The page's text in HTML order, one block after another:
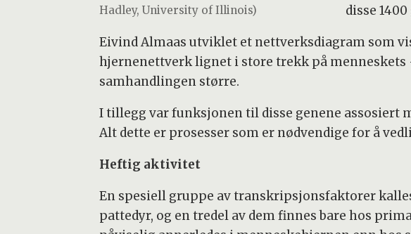
Hadley, University of Illinois)
disse
Eivind Almaas utviklet et nettverksdiagram som
hjernenettverk lignet i store trekk på
samhandlingen større.
I tillegg var funksjonen til disse genene
Alt dette er prosesser som er nødvendige for å
Heftig aktivitet
En spesiell gruppe av transkripsjonsfaktorer
pattedyr, og en tredel av dem finnes bare hos